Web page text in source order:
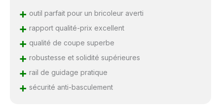
+ outil parfait pour un bricoleur averti
+ rapport qualité-prix excellent
+ qualité de coupe superbe
+ robustesse et solidité supérieures
+ rail de guidage pratique
+ sécurité anti-basculement